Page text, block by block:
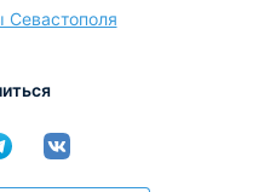
Севастополя